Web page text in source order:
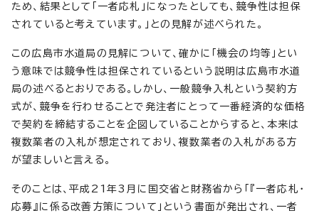
ため、結果として「一者応札」になったとしても、競争性は担保
されていると考えています。」との見解が述べられた。
この広島市水道局の見解について、確かに「機会の均等」とい
う意味では競争性は担保されているという説明は広島市水道
局の述べるとおりである。しかし、一般競争入札という契約方
式が、競争を行わせることで発注者にとって一番経済的な価格
で契約を締結することを企図していることからすると、本来は
複数業者の入札が想定されており、複数業者の入札がある方
が望ましいと言える。
そのことは、平成21年3月に国交省と財務省から「『一者応札・
応募』に係る改善方策について」という書面が発出され、一者